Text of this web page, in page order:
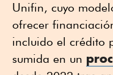
Unifin, cuyo
ofrecer
incluido el crédito
sumida en un